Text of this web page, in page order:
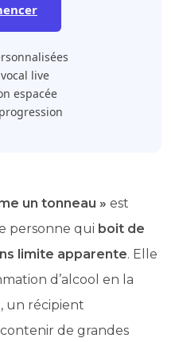
live
espacée
un tonneau » est
personne qui boit de
limite apparente. Elle
d’alcool en la
un récipient
de grandes